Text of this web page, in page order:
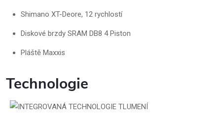
Shimano XT-Deore, 12 rychlostí
Diskové brzdy SRAM DB8 4 Piston
Pláště Maxxis
Technologie